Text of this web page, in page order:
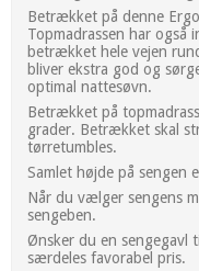
Betrækket på denne
Topmadrassen har også
betrækket hele vejen
bliver ekstra god og
optimal nattesøvn.
Betrækket på
grader. Betrækket skal
tørretumbles.
Samlet højde på sengen
Når du vælger sengens
sengeben.
Ønsker du en sengegavl
særdeles favorabel pris.